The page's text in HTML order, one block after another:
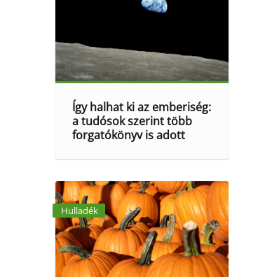
Így halhat ki az emberiség:
a tudósok szerint több
forgatókönyv is adott
Hulladék